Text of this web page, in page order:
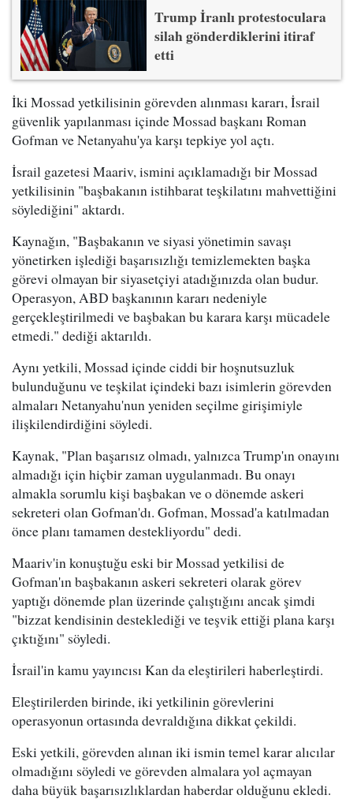
Trump İranlı protestoculara
silah gönderdiklerini itiraf
etti
İki Mossad yetkilisinin görevden alınması kararı, İsrail
güvenlik yapılanması içinde Mossad başkanı Roman
Gofman ve Netanyahu'ya karşı tepkiye yol açtı.
İsrail gazetesi Maariv, ismini açıklamadığı bir Mossad
yetkilisinin "başbakanın istihbarat teşkilatını mahvettiğini
söylediğini" aktardı.
Kaynağın, "Başbakanın ve siyasi yönetimin savaşı
yönetirken işlediği başarısızlığı temizlemekten başka
görevi olmayan bir siyasetçiyi atadığınızda olan budur.
Operasyon, ABD başkanının kararı nedeniyle
gerçekleştirilmedi ve başbakan bu karara karşı mücadele
etmedi." dediği aktarıldı.
Aynı yetkili, Mossad içinde ciddi bir hoşnutsuzluk
bulunduğunu ve teşkilat içindeki bazı isimlerin görevden
almaları Netanyahu'nun yeniden seçilme girişimiyle
ilişkilendirdiğini söyledi.
Kaynak, "Plan başarısız olmadı, yalnızca Trump'ın onayını
almadığı için hiçbir zaman uygulanmadı. Bu onayı
almakla sorumlu kişi başbakan ve o dönemde askeri
sekreteri olan Gofman'dı. Gofman, Mossad'a katılmadan
önce planı tamamen destekliyordu" dedi.
Maariv'in konuştuğu eski bir Mossad yetkilisi de
Gofman'ın başbakanın askeri sekreteri olarak görev
yaptığı dönemde plan üzerinde çalıştığını ancak şimdi
"bizzat kendisinin desteklediği ve teşvik ettiği plana karşı
çıktığını" söyledi.
İsrail'in kamu yayıncısı Kan da eleştirileri haberleştirdi.
Eleştirilerden birinde, iki yetkilinin görevlerini
operasyonun ortasında devraldığına dikkat çekildi.
Eski yetkili, görevden alınan iki ismin temel karar alıcılar
olmadığını söyledi ve görevden almalara yol açmayan
daha büyük başarısızlıklardan haberdar olduğunu ekledi.